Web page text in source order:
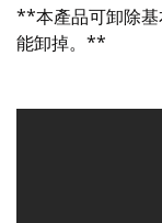
**本產品可卸除基
能卸掉。**